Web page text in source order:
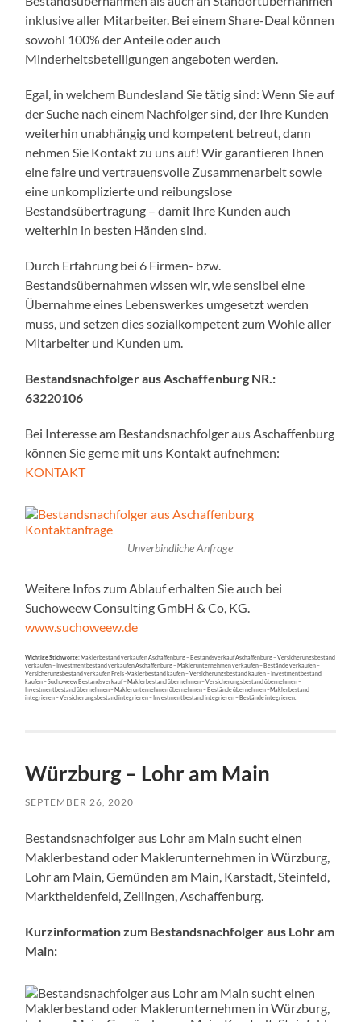
inklusive aller Mitarbeiter­. Bei einem Share-Deal können
sowohl 100% der Anteile oder auch
Minderheitsbeteiligungen angeboten werden.
Egal, in welchem Bundesland Sie tätig sind: Wenn Sie auf
der Suche nach einem Nachfolger sind, der Ihre Kunden
weiterhin unabhängig und kompetent betreut, dann
nehmen Sie Kontakt zu uns auf! Wir garantieren Ihnen
eine faire und vertrauensvolle Zusammenarbeit sowie
eine unkomplizierte und reibungslose
Bestandsübertragung – damit Ihre Kunden auch
weiterhin in besten Händen sind.
Durch Erfahrung bei 6 Firmen- bzw.
Bestandsübernahmen wissen wir, wie sensibel eine
Übernahme eines Lebenswerkes umgesetzt werden
muss, und setzen dies sozialkompetent zum Wohle aller
Mitarbeiter und Kunden um.
Bestandsnachfolger aus Aschaffenburg NR.:
63220106
Bei Interesse am Bestandsnachfolger aus Aschaffenburg
können Sie gerne mit uns Kontakt aufnehmen:
KONTAKT
Unverbindliche Anfrage
Weitere Infos zum Ablauf erhalten Sie auch bei
Suchoweew Consulting GmbH & Co, KG.
www.suchoweew.de
Wichtige Stichworte: Maklerbestand verkaufen Aschaffenburg – Bestandsverkauf Aschaffenburg – Versicherungsbestand
verkaufen – Investmentbestand verkaufen Aschaffenburg – Maklerunternehmen verkaufen – Bestände verkaufen –
Versicherungsbestand verkaufen Preis -Maklerbestand kaufen – Versicherungsbestand kaufen – Investmentbestand
kaufen – Suchoweew Bestandsverkauf – Maklerbestand übernehmen – Versicherungsbestand übernehmen –
Investmentbestand übernehmen – Maklerunternehmen übernehmen – Bestände übernehmen –Maklerbestand
integrieren – Versicherungsbestand integrieren – Investmentbestand integrieren – Bestände integrieren.
Würzburg – Lohr am Main
SEPTEMBER 26, 2020
Bestandsnachfolger aus Lohr am Main sucht einen
Maklerbestand oder Maklerunternehmen in Würzburg,
Lohr am Main, Gemünden am Main, Karstadt, Steinfeld,
Marktheidenfeld, Zellingen, Aschaffenburg.
Kurzinformation zum Bestandsnachfolger aus Lohr am
Main: